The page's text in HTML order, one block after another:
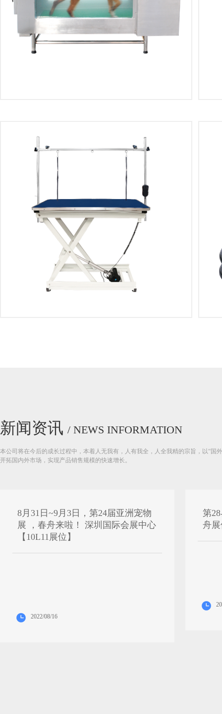
新闻资讯 / NEWS INFORMATION
本公司将在今后的成长过程中，本着人无我有，人有我全，人全我精的宗旨，以“
开拓国内外市场，实现产品销售规模的快速增长。
8月31日~9月3日，第24届亚洲宠物
展 ，春舟来啦！ 深圳国际会展中心
【10L11展位】
2022/08/16
第
舟展